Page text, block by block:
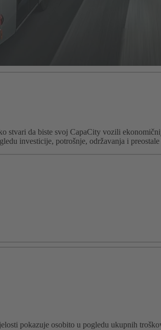
stvari da biste svoj CapaCity vozili
investicije, potrošnje, održavanja i
pokazuje osobito u pogledu ukupnih